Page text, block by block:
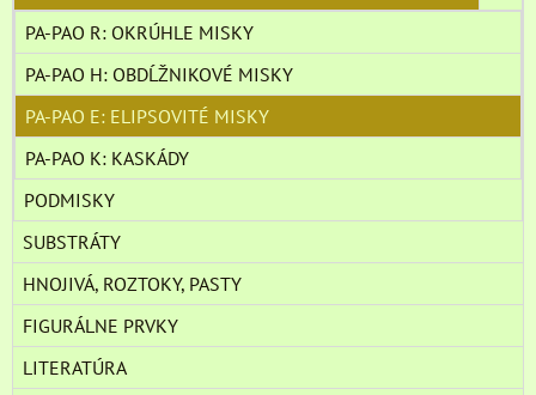
PA-PAO R: OKRÚHLE MISKY
PA-PAO H: OBDĹŽNIKOVÉ MISKY
PA-PAO E: ELIPSOVITÉ MISKY
PA-PAO K: KASKÁDY
PODMISKY
SUBSTRÁTY
HNOJIVÁ, ROZTOKY, PASTY
FIGURÁLNE PRVKY
LITERATÚRA